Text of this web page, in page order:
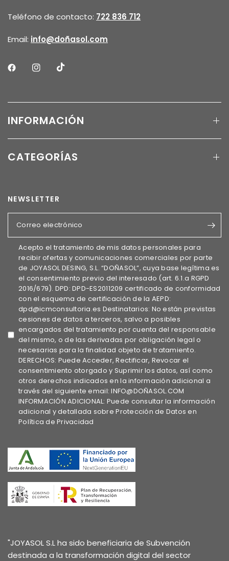
Teléfono de contacto: 722 836 712
Email: info@doñasol.com
INFORMACIÓN
CATEGORÍAS
NEWSLETTER
Correo electrónico
Acepto el tratamiento de mis datos personales para
recibir ofertas y comunicaciones comerciales por parte
de JOYASOL DESING, S.L. “DOÑASOL”, cuya base legítima es
el consentimiento previo del interesado (art. 6.1.a RGPD
2016/679). DPD: DPD-ES2011209 certificado de conformidad
con el esquema de certificación de la AEPD:
dpd@icmconsultoria.es Destinatarios: No están previstas
cesiones de datos a terceros, salvo a posibles
encargados del tratamiento por cuenta del responsable
del mismo, o de las derivadas por obligación legal o
necesarias para la finalidad objeto de tratamiento.
DERECHOS: Puede Acceder, Rectificar, Revocar el
consentimiento otorgado y Suprimir los datos, así como
otros derechos indicados en la información adicional a
través del siguiente email: INFO@DOÑASOL.COM
INFORMACIÓN ADICIONAL: Puede consultar la información
adicional y detallada sobre Protección de Datos en
Política de Privacidad
"JOYASOL S.L ha sido beneficiaria de Subvención
destinada a la transformación digital del sector